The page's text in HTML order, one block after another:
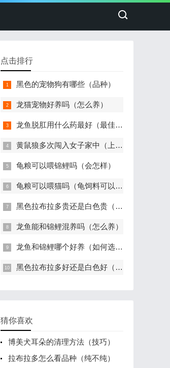
点击排行
黑色的宠物狗有哪些（品种）
龙猫宠物好养吗（怎么养）
龙鱼脱肛用什么药最好（最佳治疗）
黄鼠狼多次闯入女子家中（上蹿下跳）
龟粮可以喂锦鲤吗（会怎样）
龟粮可以喂猫吗（龟饲料可以给猫吃吗）
黑色拉布拉多贵还是白色贵（价格多少钱一只）
龙鱼能和锦鲤混养吗（怎么养）
龙鱼和锦鲤哪个好养（如何选择）
黑色拉布拉多好还是白色好（好看）
猜你喜欢
博美犬耳朵的清理方法（技巧）
拉布拉多怎么看品种（纯不纯）